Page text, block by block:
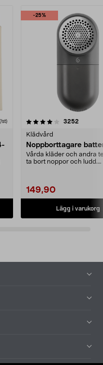
st)
-25%
3252
Klädvård
Noppborttagare
Vårda kläder och andra
ta bort noppor och ludd.
149,90
Lägg i varukorg
4.5av 5 stjärnor